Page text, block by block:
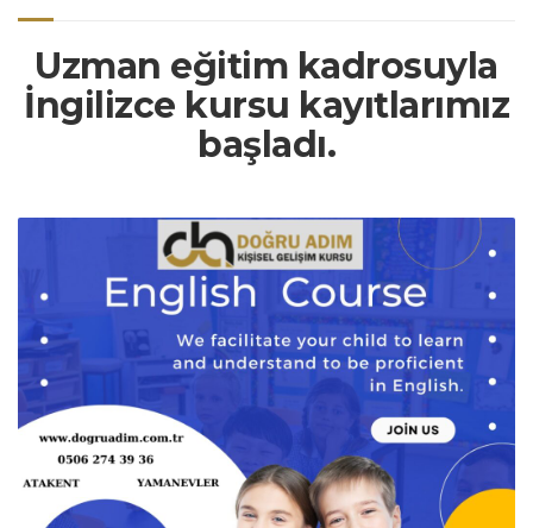
Uzman eğitim kadrosuyla
İngilizce kursu kayıtlarımız
başladı.